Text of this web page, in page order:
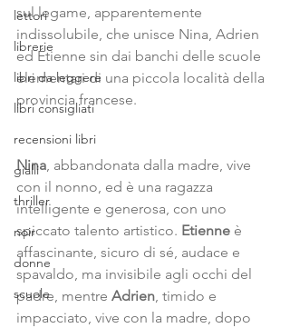
lettori
librerie
libri da leggere
libri consigliati
recensioni libri
gialli
thriller
noir
donne
scuole
sul legame, apparentemente
indissolubile, che unisce Nina, Adrien
ed Étienne sin dai banchi delle scuole
elementari di una piccola località della
provincia francese.
Nina, abbandonata dalla madre, vive
con il nonno, ed è una ragazza
intelligente e generosa, con uno
spiccato talento artistico. Etienne è
affascinante, sicuro di sé, audace e
spavaldo, ma invisibile agli occhi del
padre, mentre Adrien, timido e
impacciato, vive con la madre, dopo